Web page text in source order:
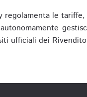
regolamenta le
ufficiali dei